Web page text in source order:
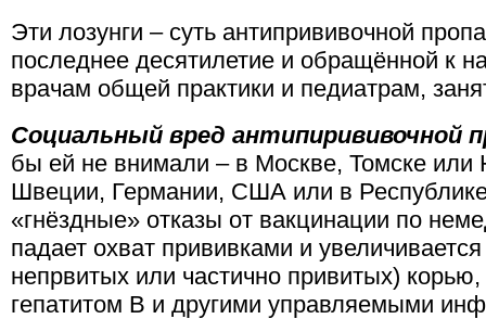
Эти лозунги – суть антипрививочной
последнее десятилетие и обращённой к
врачам общей практики и педиатрам,
Социальный вред антипирививочной
бы ей не внимали – в Москве, Томске
Швеции, Германии, США или в
«гнёздные» отказы от вакцинации по
падает охват прививками и
непрвитых или частично привитых)
гепатитом В и другими управляемыми